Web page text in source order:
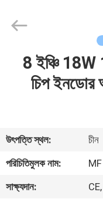
ভিডিও
Lighting
Co.,Ltd..
Reserved.8 ইঞ্চি
চিপ ইনডোর
উৎপত্তি স্থল:
চীন
পরিচিতিমুলক নাম:
MF
সাক্ষ্যদান: